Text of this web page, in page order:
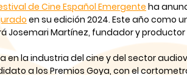
de Cine Español Emergente ha
en su edición 2024. Este año como
Josemari Martínez, fundador y productor
en la industria del cine y del sector
a los Premios Goya, con el